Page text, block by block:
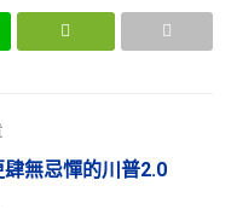
肆無忌憚的川普2.0